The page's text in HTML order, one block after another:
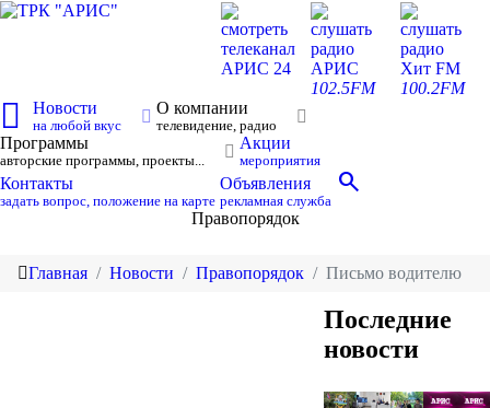
смотреть
телеканал
АРИС 24
слушать
радио
АРИС
102.5FM
слушать
радио
Хит FM
100.2FM
Новости
на любой вкус
О компании
телевидение, радио
Программы
авторские программы, проекты...
Акции
мероприятия
Контакты
задать вопрос, положение на карте
Объявления
рекламная служба
search
Правопорядок
Главная Новости Правопорядок Письмо водителю
Последние
новости